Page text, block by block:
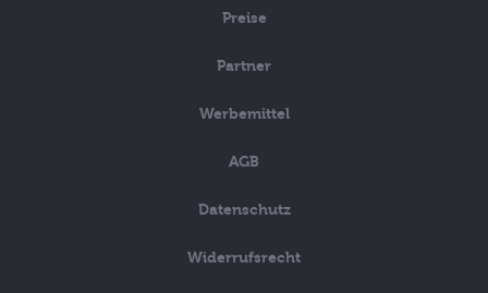
Preise
Partner
Werbemittel
AGB
Datenschutz
Widerrufsrecht